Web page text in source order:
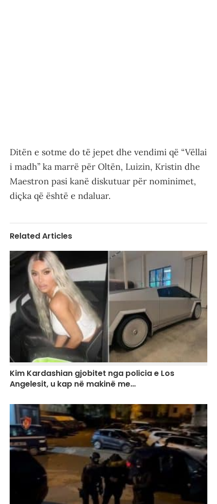
Ditën e sotme do të jepet dhe vendimi që “Vëllai
i madh” ka marrë për Oltën, Luizin, Kristin dhe
Maestron pasi kanë diskutuar për nominimet,
diçka që është e ndaluar.
Related Articles
Kim Kardashian gjobitet nga policia e Los
Angelesit, u kap në makinë me…